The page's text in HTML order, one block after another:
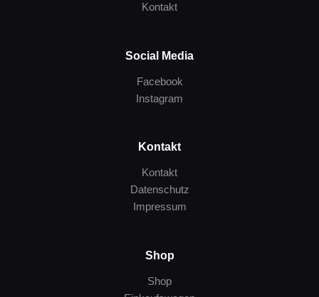
Kontakt
Social Media
Facebook
Instagram
Kontakt
Kontakt
Datenschutz
Impressum
Shop
Shop